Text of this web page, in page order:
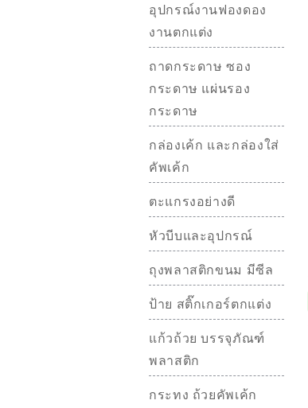
อุปกรณ์งานฟองดอง
งานตกแต่ง
ถาดกระดาษ ซอง
กระดาษ แผ่นรอง
กระดาษ
กล่องเค้ก และกล่องใส่
คัพเค้ก
ตะแกรงอย่างดี
หัวบีบและอุปกรณ์
ถุงพลาสติกขนม มีซีล
ป้าย สติ๊กเกอร์ตกแต่ง
แก้วถ้วย บรรจุภัณฑ์
พลาสติก
กระทง ถ้วยคัพเค้ก